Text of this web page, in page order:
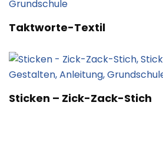
Taktworte-Textil
Sticken – Zick-Zack-Stich